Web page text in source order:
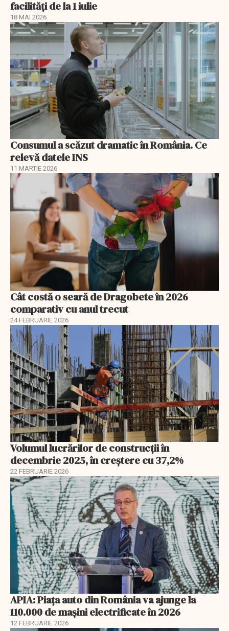
facilități de la 1 iulie
18 MAI 2026
Consumul a scăzut dramatic în România. Ce
relevă datele INS
11 MARTIE 2026
Cât costă o seară de Dragobete în 2026
comparativ cu anul trecut
24 FEBRUARIE 2026
Volumul lucrărilor de construcții în
decembrie 2025, în creștere cu 37,2%
22 FEBRUARIE 2026
APIA: Piața auto din România va ajunge la
110.000 de mașini electrificate în 2026
12 FEBRUARIE 2026